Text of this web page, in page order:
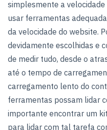
simplesmente a
usar ferramentas
da velocidade do website.
devidamente escolhidas e
de medir tudo, desde o
até o tempo de
carregamento lento do
ferramentas possam lidar
importante encontrar um
para lidar com tal tarefa